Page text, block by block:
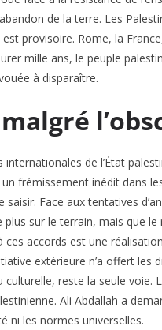
de la terre. Les
provisoire. Rome, la
mille ans, le peuple
à disparaître.
internationales de l’État
un frémissement inédit dans
Face aux tentatives
plus sur le terrain, mais que
ces accords est une
extérieure n’a offert les
culturelle, reste la seule voie.
Ali Abdallah a
ni les normes universelles.